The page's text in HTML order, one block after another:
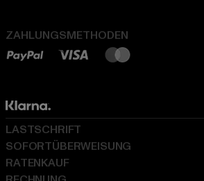
ZAHLUNGSMETHODEN
LASTSCHRIFT
SOFORTÜBERWEISUNG
RATENKAUF